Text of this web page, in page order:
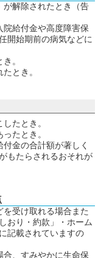
が解除されたとき（告
給付金や高度障害保
開始期前の病気などに
。
とき。
たとき。
たとき。
金の合計額が著しく
もたらされるおそれが
受け取れる場合また
おり・約款」・ホーム
記載されていますの
合、すみやかに生命保